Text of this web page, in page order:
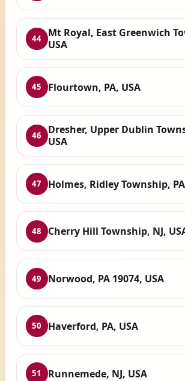
44 Mt Royal, East Greenwich
USA
45 Flourtown, PA, USA
46
Dresher, Upper Dublin
USA
47 Holmes, Ridley Township,
48 Cherry Hill Township, NJ,
49 Norwood, PA 19074, USA
50 Haverford, PA, USA
51 Runnemede, NJ, USA